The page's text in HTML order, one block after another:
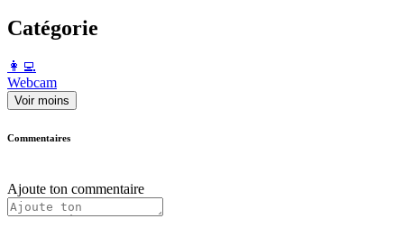
Catégorie
️👩‍💻️
Webcam
Voir moins
Commentaires
Ajoute ton commentaire